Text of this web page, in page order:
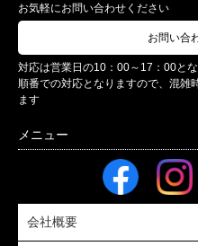
お気軽にお問い合わせください
お問い合
対応は営業日の10：00～17：00と
順番での対応となりますので、混雑
ます
会社概要